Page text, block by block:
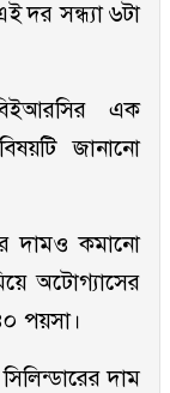
দর সন্ধ্যা ৬টা
এক
জানানো
দামও কমানো
অটোগ্যাসের
পয়সা।
দাম